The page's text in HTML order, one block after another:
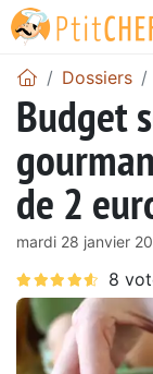
Dossiers
Budget
de 2
mardi 28 janvier